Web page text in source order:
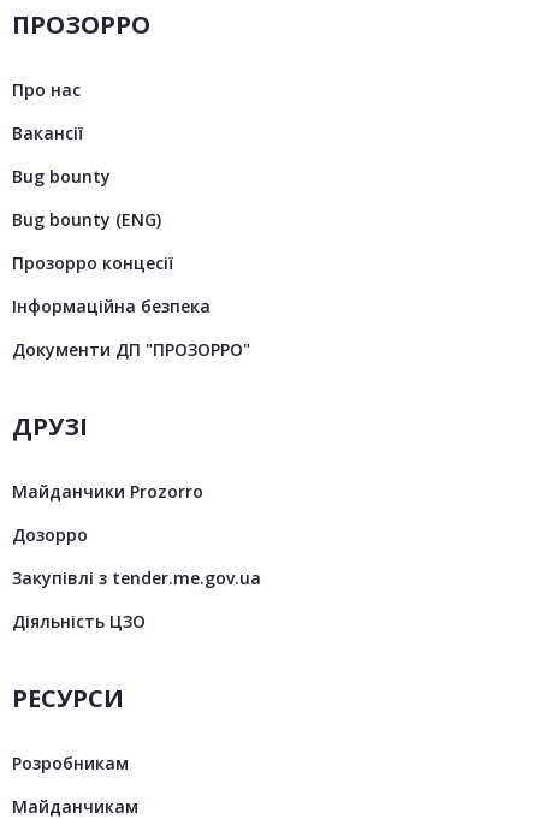
ПРОЗОРРО
Про нас
Вакансії
Bug bounty
Bug bounty (ENG)
Прозорро концесії
Інформаційна безпека
Документи ДП "ПРОЗОРРО"
ДРУЗІ
Майданчики Prozorro
Дозорро
Закупівлі з tender.me.gov.ua
Діяльність ЦЗО
РЕСУРСИ
Розробникам
Майданчикам